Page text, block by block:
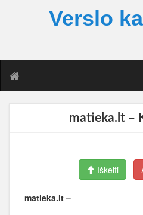
Verslo
matieka.lt –
Iškelti
matieka.lt –